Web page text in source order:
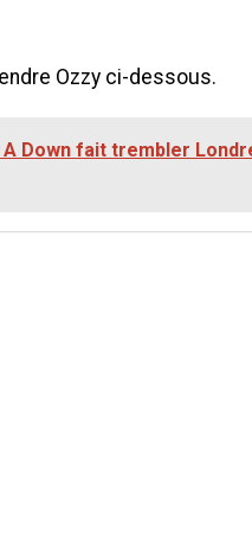
Ozzy ci-dessous.
Down fait trembler